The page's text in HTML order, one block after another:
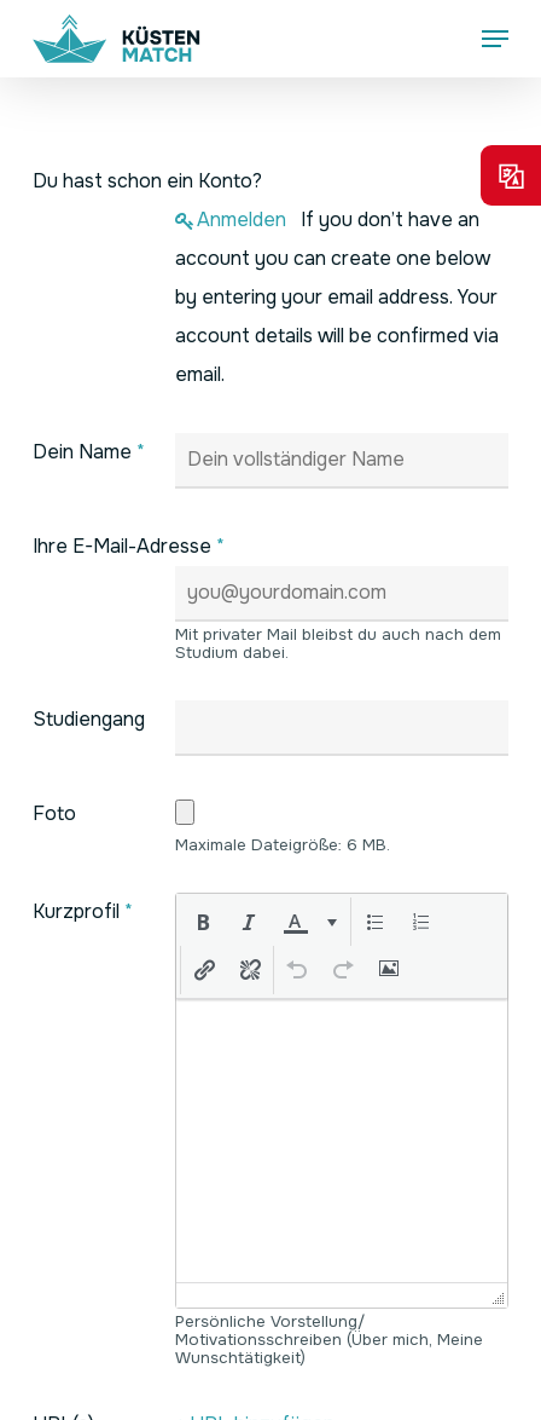
Menu
Du hast schon ein Konto?
Anmelden
If you don’t have an
account you can create one below
by entering your email address. Your
account details will be confirmed via
email.
Dein Name *
Ihre E-Mail-Adresse *
Mit privater Mail bleibst du auch nach dem
Studium dabei.
Studiengang
Foto
Maximale Dateigröße: 6 MB.
Kurzprofil *
Persönliche Vorstellung/
Motivationsschreiben (Über mich, Meine
Wunschtätigkeit)